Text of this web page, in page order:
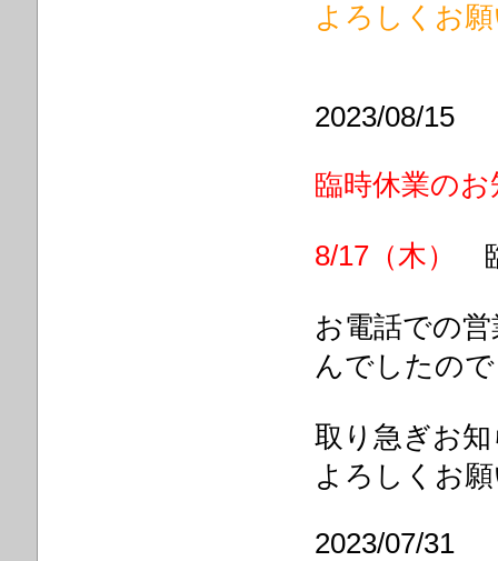
よろしくお
2023/08/15
臨時休業の
8/17（木）
お電話での
んでしたので
取り急ぎお
よろしくお
2023/07/31